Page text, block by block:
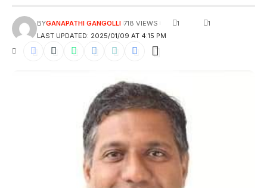
LAST UPDATED: 2025/01/09 AT 4:15 PM
BYGANAPATHI GANGOLLI 718 VIEWS 1 1